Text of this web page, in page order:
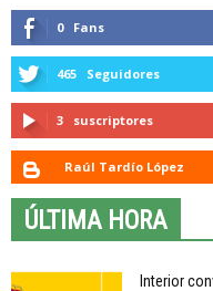
0 Fans
465 Seguidores
3 suscriptores
Raúl Tardío López
ÚLTIMA HORA
Interior